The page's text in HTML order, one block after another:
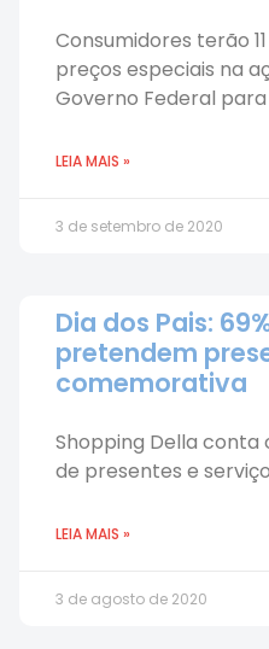
Consumidores terão
preços especiais na
Governo Federal
LEIA MAIS »
3 de setembro de 2020
Dia dos Pais:
pretendem
comemorativa
Shopping Della
de presentes e
LEIA MAIS »
3 de agosto de 2020